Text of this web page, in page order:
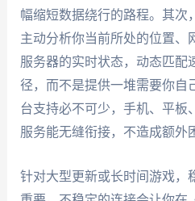
幅缩短数据绕行的路程。其次
主动分析你当前所处的位置、
服务器的实时状态，动态匹配
径，而不是提供一堆需要你自
台支持必不可少，手机、平板
服务能无缝衔接，不造成额外
针对大型更新或长时间游戏，